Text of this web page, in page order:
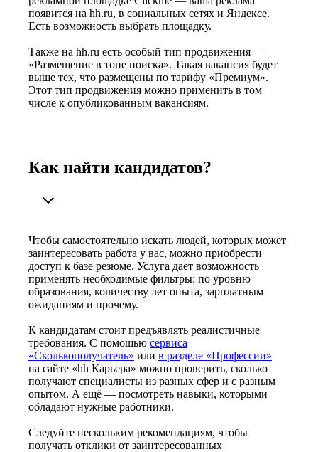
появится на hh.ru, в социальных сетях и Яндексе.
Есть возможность выбрать площадку.
Также на hh.ru есть особый тип продвижения —
«Размещение в топе поиска». Такая вакансия будет
выше тех, что размещены по тарифу «Премиум».
Этот тип продвижения можно применить в том
числе к опубликованным вакансиям.
Как найти кандидатов?
Чтобы самостоятельно искать людей, которых может
заинтересовать работа у вас, можно приобрести
доступ к базе резюме. Услуга даёт возможность
применять необходимые фильтры: по уровню
образования, количеству лет опыта, зарплатным
ожиданиям и прочему.
К кандидатам стоит предъявлять реалистичные
требования. С помощью сервиса
«Сколькополучатель» или в разделе «Профессии»
на сайте «hh Карьера» можно проверить, сколько
получают специалисты из разных сфер и с разным
опытом. А ещё — посмотреть навыки, которыми
обладают нужные работники.
Следуйте нескольким рекомендациям, чтобы
получать отклики от заинтересованных